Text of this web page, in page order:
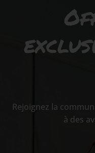
Rejoignez la
à des